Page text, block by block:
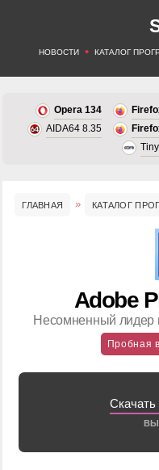
НОВОСТИ • КАТАЛОГ
Opera 134
AIDA64 8.35
ГЛАВНАЯ КАТАЛОГ
Adobe
Несомненный лидер
Пробная
Скачать